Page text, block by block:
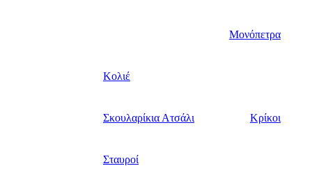
Μονόπετρα
Κολιέ
Σκουλαρίκια Ατσάλι Κρίκοι
Σταυροί